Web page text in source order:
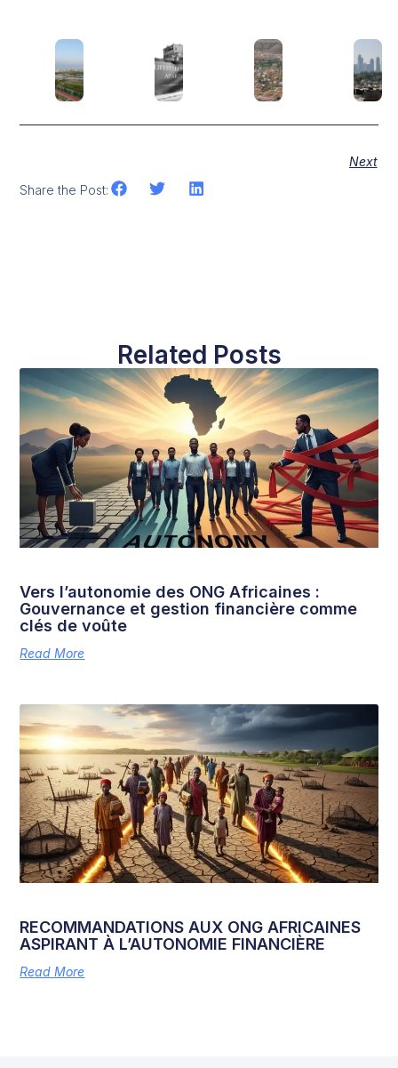
Next
Share the Post:
Related Posts
Vers l’autonomie des ONG Africaines :
Gouvernance et gestion financière comme
clés de voûte
Read More
RECOMMANDATIONS AUX ONG AFRICAINES
ASPIRANT À L’AUTONOMIE FINANCIÈRE
Read More